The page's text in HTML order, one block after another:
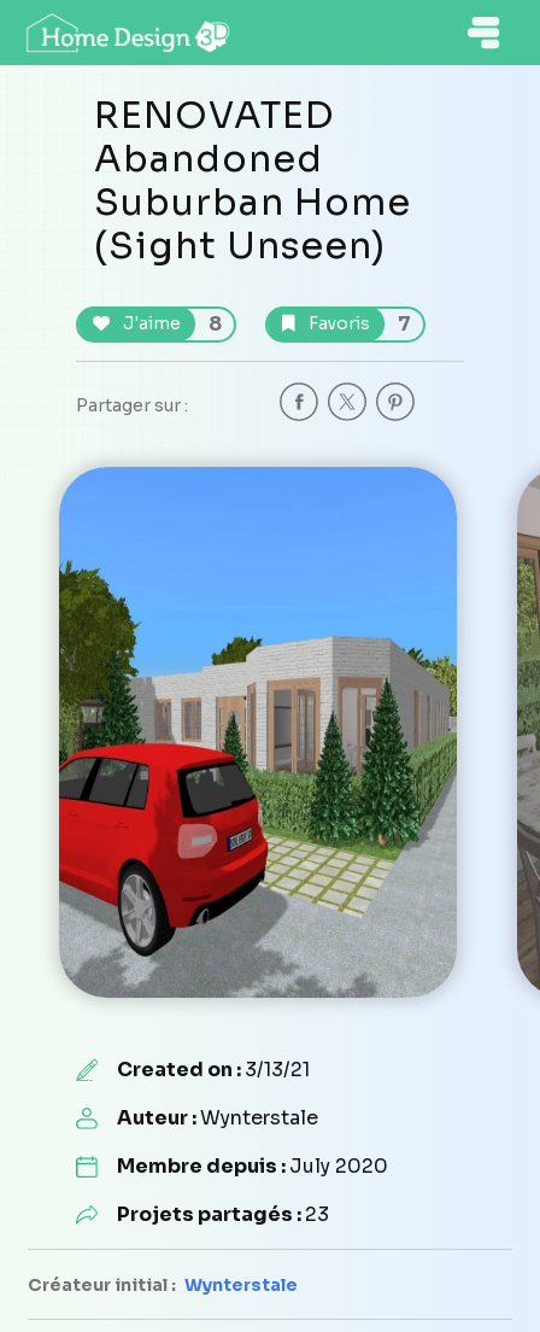
RENOVATED
Abandoned
Suburban Home
(Sight Unseen)
J'aime 8 Favoris 7
Partager sur :
Created on :3/13/21
Auteur :Wynterstale
Membre depuis :July 2020
Projets partagés :23
Créateur initial : Wynterstale